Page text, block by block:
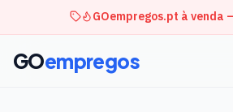
GOempregos.pt à venda
GOempregos